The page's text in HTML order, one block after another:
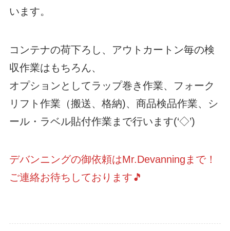
います。
コンテナの荷下ろし、アウトカートン毎の検
収作業はもちろん、
オプションとしてラップ巻き作業、フォーク
リフト作業（搬送、格納)、商品検品作業、シ
ール・ラベル貼付作業まで行います(‘◇’)ゞ
デバンニングの御依頼はMr.Devanningまで！
ご連絡お待ちしております🎵